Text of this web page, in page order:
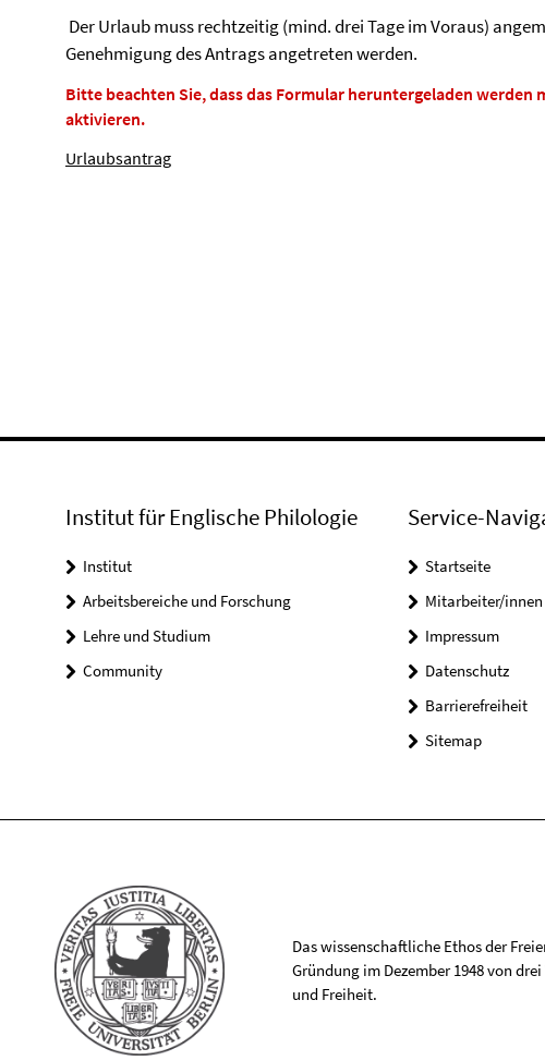
Der Urlaub muss rechtzeitig (mind. drei Tage im Voraus)
Genehmigung des Antrags angetreten werden.
Bitte beachten Sie, dass das Formular heruntergeladen werden
aktivieren.
Urlaubsantrag
Institut für Englische Philologie
Institut
Arbeitsbereiche und Forschung
Lehre und Studium
Community
Service-
Startseite
Mitarbeiter/innen
Impressum
Datenschutz
Barrierefreiheit
Sitemap
Das wissenschaftliche Ethos der
Gründung im Dezember 1948 von
und Freiheit.